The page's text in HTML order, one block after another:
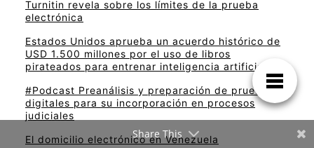
Turnitin revela sobre los límites de la prueba
electrónica
Estados Unidos aprueba un acuerdo histórico de
USD 1.500 millones por el uso de libros
pirateados para entrenar inteligencia artificial
#Podcast Preanálisis y preparación de pruebas
digitales para su incorporación en procesos
judiciales
El domicilio electrónico en Venezuela
Share This